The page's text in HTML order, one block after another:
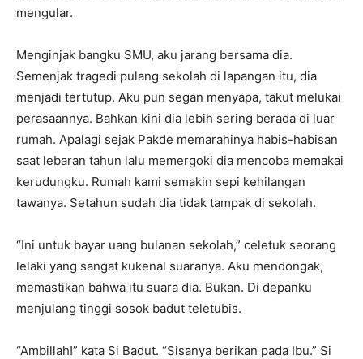
mengular.
Menginjak bangku SMU, aku jarang bersama dia.
Semenjak tragedi pulang sekolah di lapangan itu, dia
menjadi tertutup. Aku pun segan menyapa, takut melukai
perasaannya. Bahkan kini dia lebih sering berada di luar
rumah. Apalagi sejak Pakde memarahinya habis-habisan
saat lebaran tahun lalu memergoki dia mencoba memakai
kerudungku. Rumah kami semakin sepi kehilangan
tawanya. Setahun sudah dia tidak tampak di sekolah.
“Ini untuk bayar uang bulanan sekolah,” celetuk seorang
lelaki yang sangat kukenal suaranya. Aku mendongak,
memastikan bahwa itu suara dia. Bukan. Di depanku
menjulang tinggi sosok badut teletubis.
“Ambillah!” kata Si Badut. “Sisanya berikan pada Ibu.” Si